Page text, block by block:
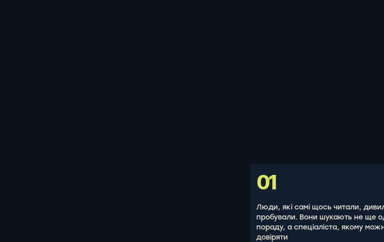
01
Люди, які самі щось читали,
пробували. Вони шукають не ще
пораду, а спеціаліста, якому
довіряти